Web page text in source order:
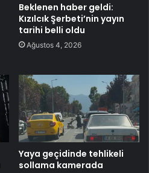
Beklenen haber geldi:
Kızılcık Şerbeti’nin yayın
tarihi belli oldu
Ağustos 4, 2026
Yaya geçidinde tehlikeli
sollama kamerada